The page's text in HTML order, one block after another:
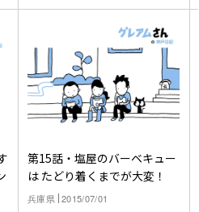
第15話・塩屋のバーベキュー
は たどり着くまでが大変！
兵庫県 2015/07/01